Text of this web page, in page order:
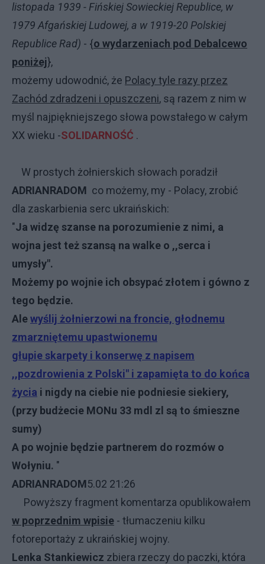
listopada 1939 - Fińskiej Sowieckiej Republice, w
1979 Afgańskiej Ludowej, a w 1919-20 Polskiej
Republice Rad) - {o wydarzeniach pod Debalcewo
poniżej},
możemy udowodnić, że Polacy tyle razy przez
Zachód zdradzeni i opuszczeni, są razem z nim w
myśl najpiękniejszego słowa powstałego w całym
XX wieku -SOLIDARNOŚĆ .
W prostych żołnierskich słowach poradził
ADRIANRADOM co możemy, my - Polacy, zrobić
dla zaskarbienia serc ukraińskich:
"Ja widzę szanse na porozumienie z nimi, a
wojna jest też szansą na walke o ,,serca i
umysły".
Możemy po wojnie ich obsypać złotem i gówno z
tego będzie.
Alewyślij żołnierzowi na froncie, głodnemu
zmarzniętemu upastwionemu
głupie skarpety i konserwę z napisem
,,pozdrowienia z Polski" i zapamięta to do końca
życia i nigdy na ciebie nie podniesie siekiery,
(przy budżecie MONu 33 mdl zl są to śmieszne
sumy)
A po wojnie będzie partnerem do rozmów o
Wołyniu. "
ADRIANRADOM5.02 21:26
Powyższy fragment komentarza opublikowałem
w poprzednim wpisie - tłumaczeniu kilku
fotoreportaży z ukraińskiej wojny.
Lenka Stankiewicz zbiera rzeczy do paczki, która